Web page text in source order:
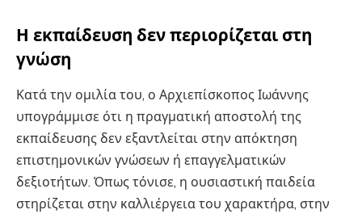
Η εκπαίδευση δεν περιορίζεται στη
γνώση
Κατά την ομιλία του, ο Αρχιεπίσκοπος Ιωάννης
υπογράμμισε ότι η πραγματική αποστολή της
εκπαίδευσης δεν εξαντλείται στην απόκτηση
επιστημονικών γνώσεων ή επαγγελματικών
δεξιοτήτων. Όπως τόνισε, η ουσιαστική παιδεία
στηρίζεται στην καλλιέργεια του χαρακτήρα, στην